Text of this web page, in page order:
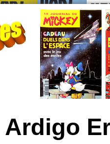
Ardigo